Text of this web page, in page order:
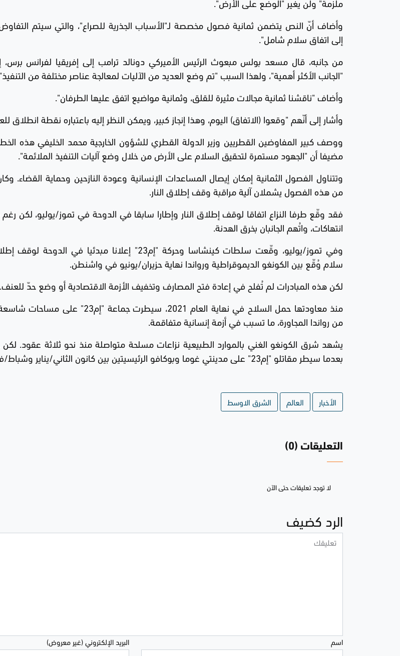
وأضاف أنّ النص يتضمن ثمانية فصول مخصصة لـ"الأسباب الجذرية للصراع"، والتي سيتم
إلى اتفاق سلام شامل".
من جانبه، قال مسعد بولس مبعوث الرئيس الأميركي دونالد ترامب إلى إفريقيا لفرانس برس،
"الجانب الأكثر أهمية"، ولهذا السبب "تم وضع العديد من الآليات لمعالجة عناصر مختلفة من
وأضاف "ناقشنا ثمانية مجالات مثيرة للقلق، وثمانية مواضيع اتفق عليها الطرفان".
وأشار إلى أنّهم "وقعوا (الاتفاق) اليوم، وهذا إنجاز كبير، ويمكن النظر إليه باعتباره نقطة انطلاق
ووصف كبير المفاوضين القطريين وزير الدولة القطري للشؤون الخارجية محمد الخليفي هذه الخطوة
مضيفا أن "الجهود مستمرة لتحقيق السلام على الأرض من خلال وضع آليات التنفيذ الملائمة".
وتتناول الفصول الثمانية إمكان إيصال المساعدات الإنسانية وعودة النازحين وحماية القضاء.
من هذه الفصول يشملان آلية مراقبة وقف إطلاق النار.
فقد وقّع طرفا النزاع اتفاقا لوقف إطلاق النار وإطارا سابقا في الدوحة في تموز/يوليو، لكن
انتهاكات، واتُهم الجانبان بخرق الهدنة.
وفي تموز/يوليو، وقّعت سلطات كينشاسا وحركة "إم23" إعلانا مبدئيا
سلام وُقّع بين الكونغو الديموقراطية ورواندا نهاية حزيران/يونيو في واشنطن.
لكن هذه المبادرات لم تُفلح في إعادة فتح المصارف وتخفيف الأزمة الاقتصادية أو وضع حدّ للعنف.
منذ معاودتها حمل السلاح في نهاية العام 2021،
من رواندا المجاورة، ما تسبب في أزمة إنسانية متفاقمة.
يشهد شرق الكونغو الغني بالموارد الطبيعية نزاعات مسلحة متواصلة منذ نحو ثلاثة عقود.
بعدما سيطر مقاتلو "إم23" على مدينتي غوما وبوكافو الرئيسيتين بين كانون الثاني/يناير وشباط/فبراير.
الأخبار العالم الشرق الاوسط
التعليقات (0)
لا توجد تعليقات حتى الآن
الرد كضيف
اسم البريد الإلكتروني (غير معروض)